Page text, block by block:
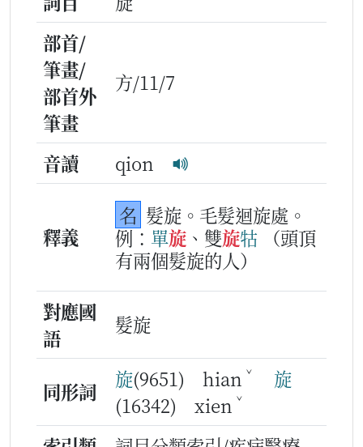
部首/
筆畫/
部首外
筆畫
方/11/7
音讀 qion
釋義
名 髮旋。毛髮迴旋處。
例： 單旋 、雙旋牯
（頭頂
有兩個髮旋的人）
對應國
語
髮旋
同形詞 旋(9651) hian ˇ
旋
(16342) xien ˇ